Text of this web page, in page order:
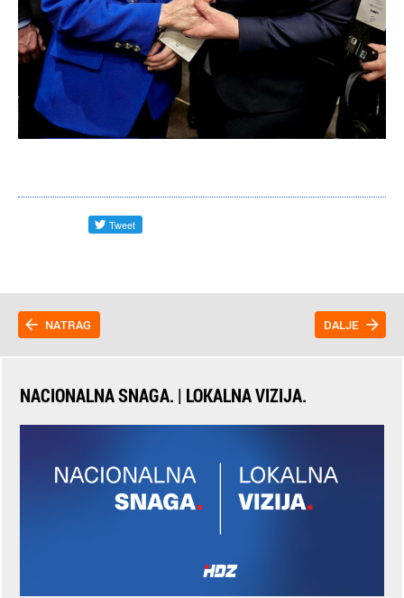
NATRAG DALJE
NACIONALNA SNAGA. | LOKALNA VIZIJA.